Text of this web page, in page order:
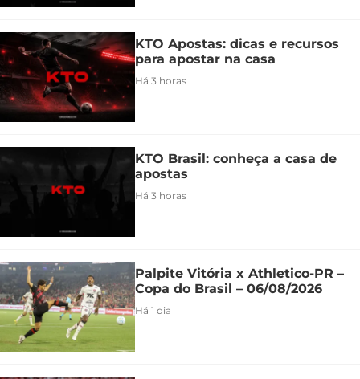
KTO Apostas: dicas e recursos
para apostar na casa
Há 3 horas
KTO Brasil: conheça a casa de
apostas
Há 3 horas
Palpite Vitória x Athletico-PR –
Copa do Brasil – 06/08/2026
Há 1 dia